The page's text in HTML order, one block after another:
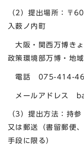
（2）提出場所：〒
入薮ノ内町
大阪・関西万博き
政策環境部万博・地域
電話 075-414-
メールアドレス
（3）提出方法：持
又は郵送（書留郵便
手段に限る）